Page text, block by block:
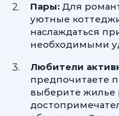
Пары: Для
уютные
наслаждаться
необходимыми
Любители
предпочитаете
выберите